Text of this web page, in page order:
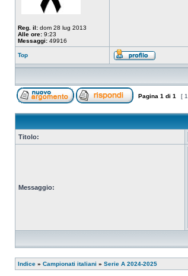
Reg. il: dom 28 lug 2013
Alle ore: 9:23
Messaggi: 49916
Top
Pagina 1 di 1 [
Titolo:
Messaggio:
Indice » Campionati italiani » Serie A 2024-2025